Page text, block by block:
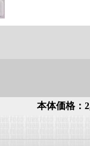
本体価格：